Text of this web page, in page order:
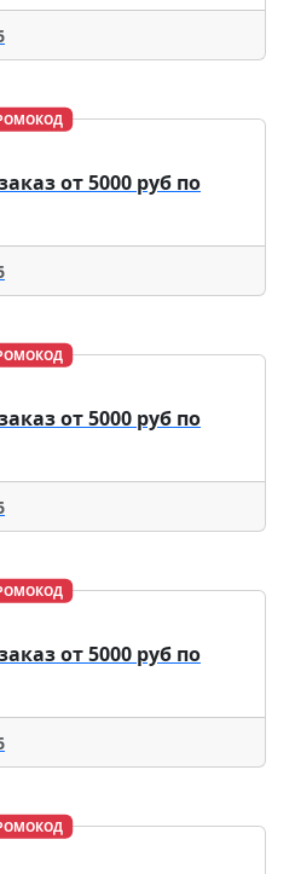
от 5000 руб по
от 5000 руб по
от 5000 руб по